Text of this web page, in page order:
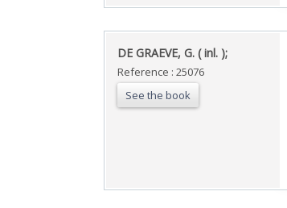
‎DE GRAEVE, G. ( inl. );‎
Reference : 25076
See the book